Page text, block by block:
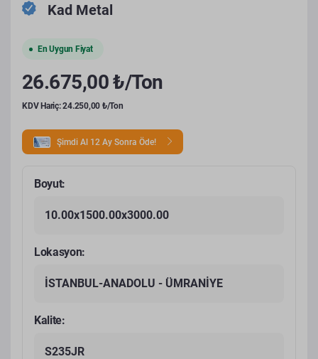
Kad Metal
En Uygun Fiyat
26.675,00 ₺/Ton
KDV Hariç: 24.250,00 ₺/Ton
Şimdi Al 12 Ay Sonra Öde!
Boyut:
10.00x1500.00x3000.00
Lokasyon:
İSTANBUL-ANADOLU - ÜMRANİYE
Kalite:
S235JR